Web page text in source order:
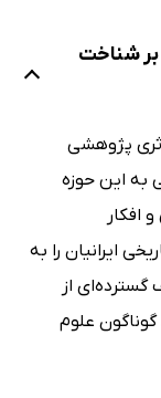
شناخت
پژوهشی
به این حوزه
افکار
ایرانیان را به
گسترده‌ای از
گوناگون علوم